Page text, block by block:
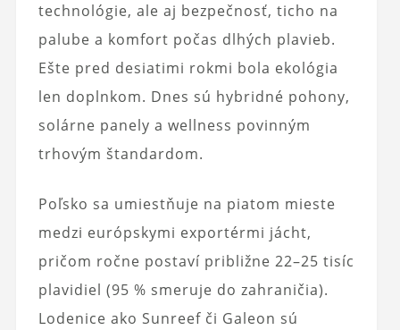
technológie, ale aj bezpečnosť, ticho na
palube a komfort počas dlhých plavieb.
Ešte pred desiatimi rokmi bola ekológia
len doplnkom. Dnes sú hybridné pohony,
solárne panely a wellness povinným
trhovým štandardom.
Poľsko sa umiestňuje na piatom mieste
medzi európskymi exportérmi jácht,
pričom ročne postaví približne 22–25 tisíc
plavidiel (95 % smeruje do zahraničia).
Lodenice ako Sunreef či Galeon sú